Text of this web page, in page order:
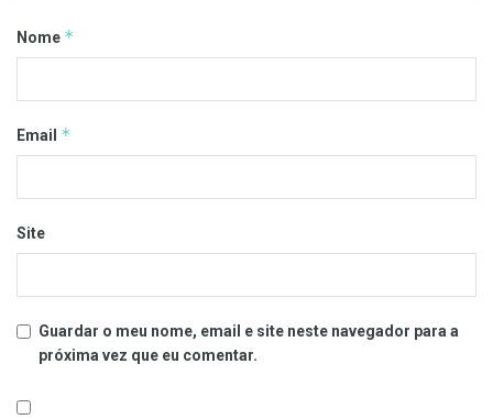
Nome *
Email *
Site
Guardar o meu nome, email e site neste navegador para a
próxima vez que eu comentar.